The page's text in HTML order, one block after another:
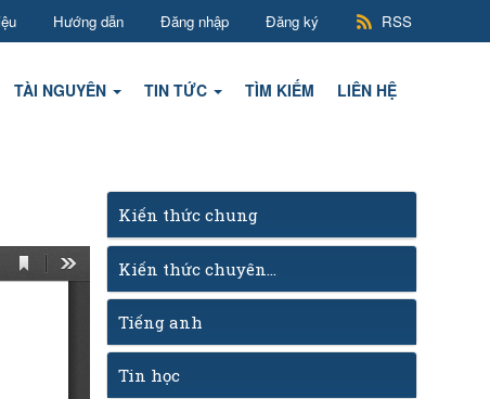
Hướng dẫn Đăng nhập Đăng ký RSS
TÀI NGUYÊN TIN TỨC TÌM KIẾM LIÊN HỆ
Kiến thức chung
Kiến thức chuyên...
Tiếng anh
Tin học